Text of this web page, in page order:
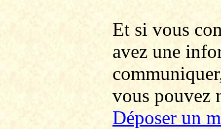
Et si vous
avez une
vous pouvez
Déposer un